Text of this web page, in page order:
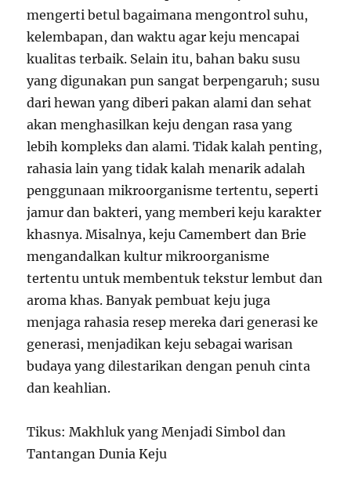
mengerti betul bagaimana mengontrol suhu,
kelembapan, dan waktu agar keju mencapai
kualitas terbaik. Selain itu, bahan baku susu
yang digunakan pun sangat berpengaruh; susu
dari hewan yang diberi pakan alami dan sehat
akan menghasilkan keju dengan rasa yang
lebih kompleks dan alami. Tidak kalah penting,
rahasia lain yang tidak kalah menarik adalah
penggunaan mikroorganisme tertentu, seperti
jamur dan bakteri, yang memberi keju karakter
khasnya. Misalnya, keju Camembert dan Brie
mengandalkan kultur mikroorganisme
tertentu untuk membentuk tekstur lembut dan
aroma khas. Banyak pembuat keju juga
menjaga rahasia resep mereka dari generasi ke
generasi, menjadikan keju sebagai warisan
budaya yang dilestarikan dengan penuh cinta
dan keahlian.
Tikus: Makhluk yang Menjadi Simbol dan
Tantangan Dunia Keju